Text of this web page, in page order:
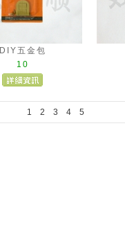
DIY五金包
10
1 2 3 4 5